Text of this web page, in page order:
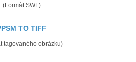
(Formát SWF)
TO TIFF
tagovaného obrázku)